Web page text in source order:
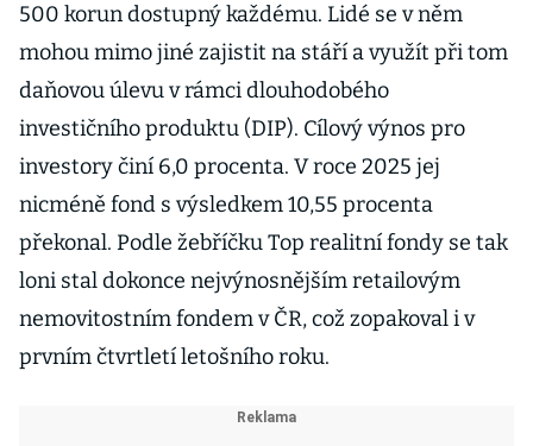
500 korun dostupný každému. Lidé se v něm
mohou mimo jiné zajistit na stáří a využít při tom
daňovou úlevu v rámci dlouhodobého
investičního produktu (DIP). Cílový výnos pro
investory činí 6,0 procenta. V roce 2025 jej
nicméně fond s výsledkem 10,55 procenta
překonal. Podle žebříčku Top realitní fondy se tak
loni stal dokonce nejvýnosnějším retailovým
nemovitostním fondem v ČR, což zopakoval i v
prvním čtvrtletí letošního roku.